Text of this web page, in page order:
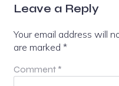
Leave a Reply
Your email address will
are marked *
Comment *